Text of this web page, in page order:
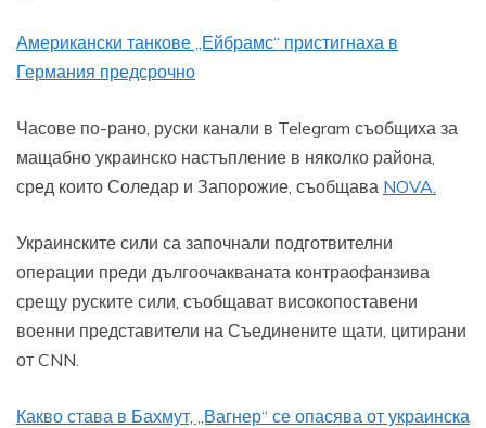
Американски танкове „Ейбрамс“ пристигнаха в
Германия предсрочно
Часове по-рано, руски канали в Telegram съобщиха за
мащабно украинско настъпление в няколко района,
сред които Соледар и Запорожие, съобщава NOVA.
Украинските сили са започнали подготвителни
операции преди дългоочакваната контраофанзива
срещу руските сили, съобщават високопоставени
военни представители на Съединените щати, цитирани
от CNN.
Какво става в Бахмут, „Вагнер“ се опасява от украинска